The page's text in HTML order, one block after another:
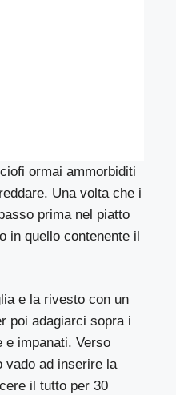
ormai ammorbiditi
Una volta che i
prima nel piatto
in quello contenente il
e la rivesto con un
poi adagiarci sopra i
impanati. Verso
vado ad inserire la
il tutto per 30